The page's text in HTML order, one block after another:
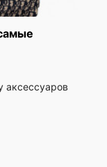
аксессуаров